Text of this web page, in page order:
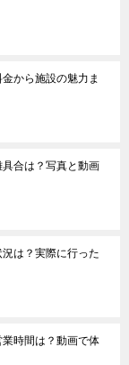
から施設の魅力ま
合は？写真と動画
は？実際に行った
時間は？動画で体